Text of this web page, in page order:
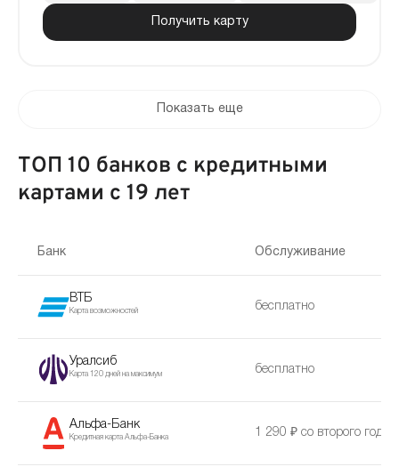
Получить карту
Показать еще
ТОП 10 банков с кредитными
картами с 19 лет
Банк Обслуживание
ВТБ
Карта возможностей бесплатно
Уралсиб
Карта 120 дней на максимум бесплатно
Альфа-Банк
Кредитная карта Альфа-Банка 1 290 ₽ со второго года